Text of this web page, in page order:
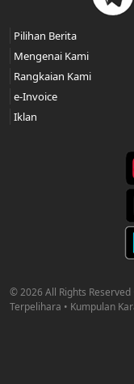
© 2026 All Rights
Terpelihara • Kumpulan